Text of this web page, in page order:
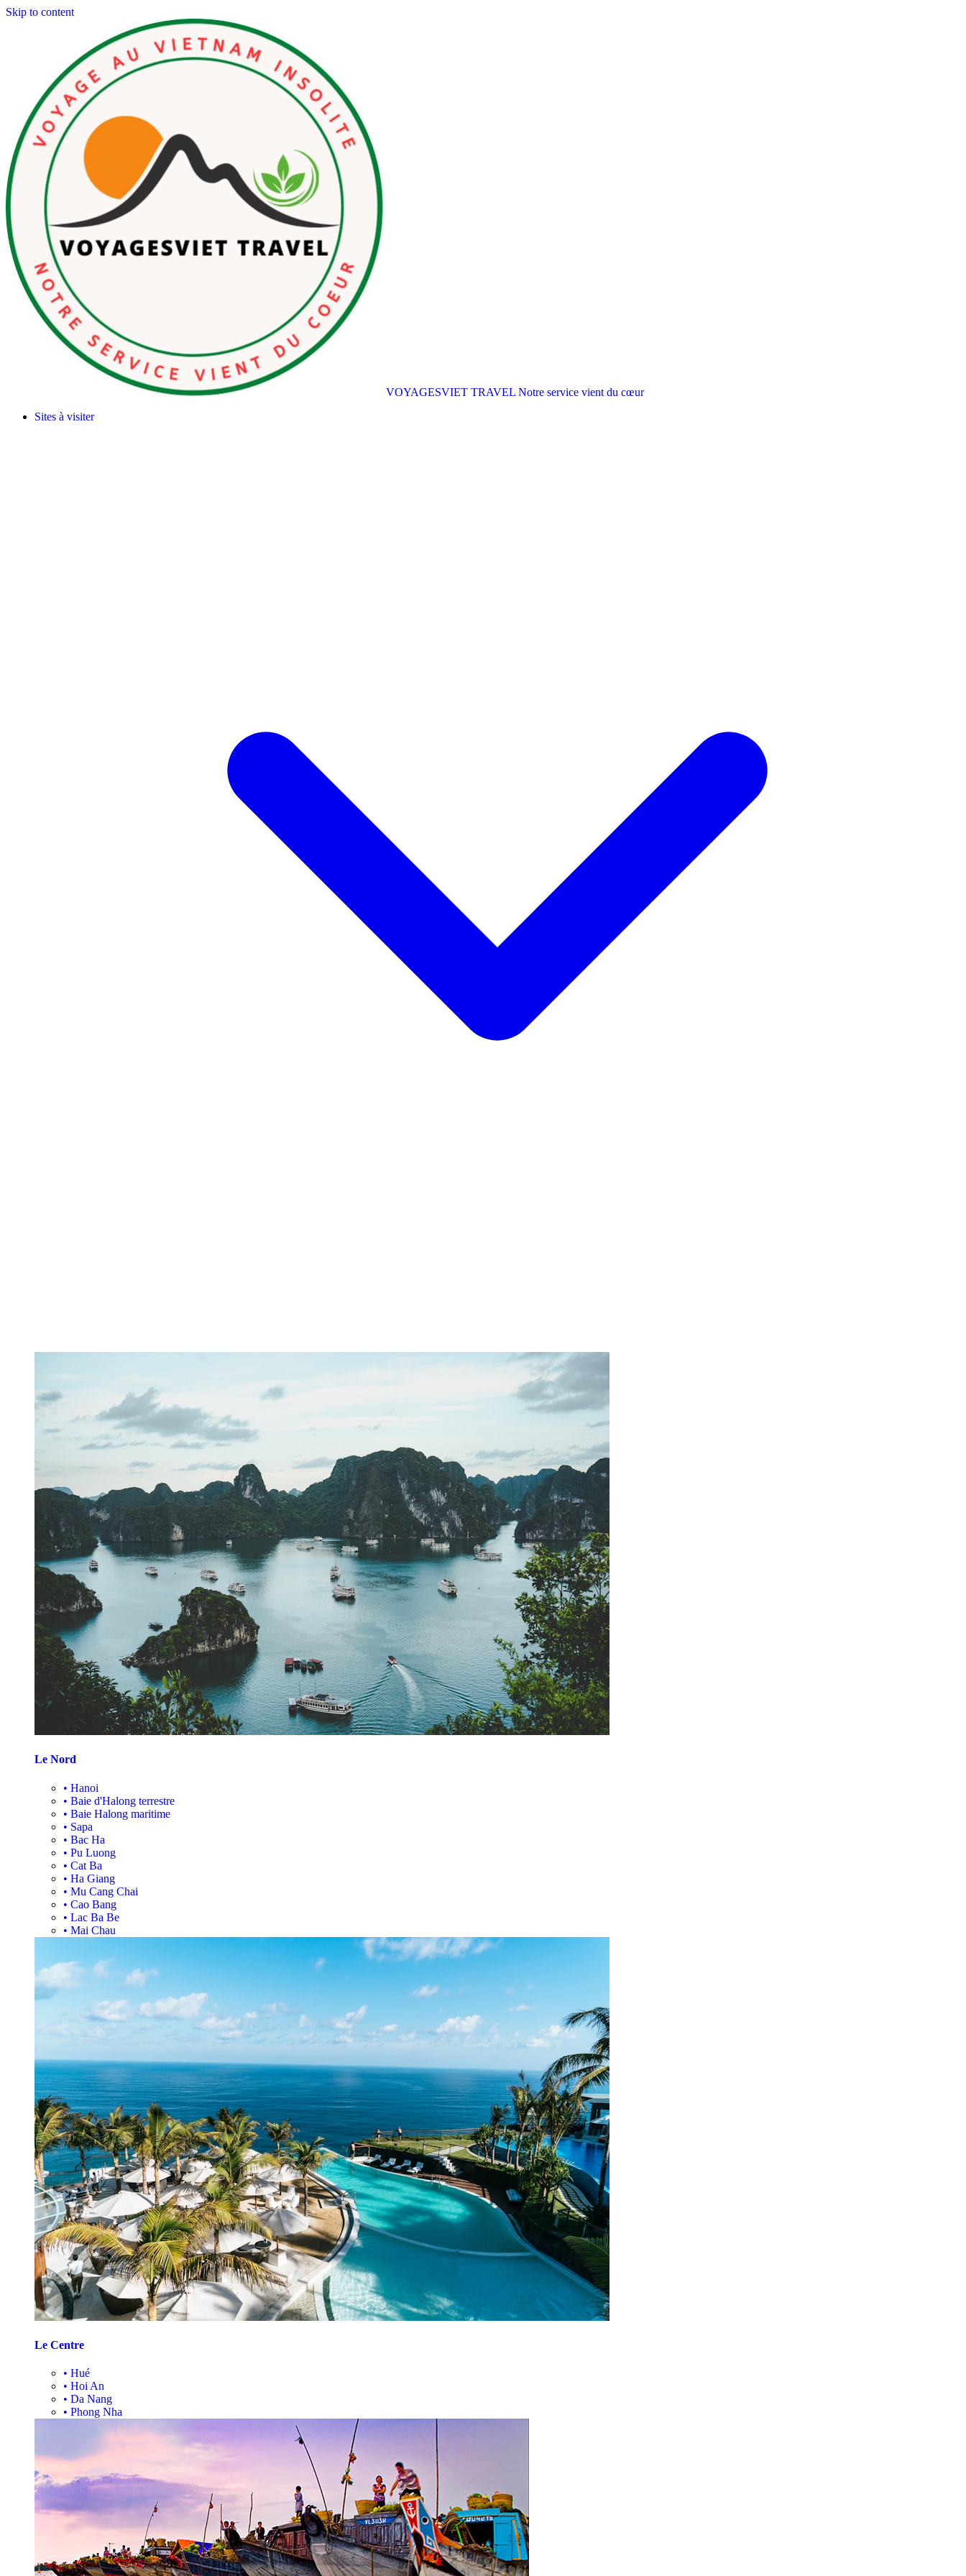
Skip to content
VOYAGESVIET TRAVEL Notre service vient du cœur
Sites à visiter
Le Nord
• Hanoi
• Baie d'Halong terrestre
• Baie Halong maritime
• Sapa
• Bac Ha
• Pu Luong
• Cat Ba
• Ha Giang
• Mu Cang Chai
• Cao Bang
• Lac Ba Be
• Mai Chau
Le Centre
• Hué
• Hoi An
• Da Nang
• Phong Nha